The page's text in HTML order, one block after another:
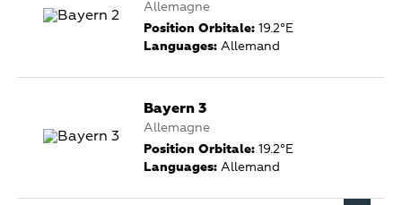
Allemagne
Position Orbitale: 19.2°E
Languages: Allemand
Bayern 3
Allemagne
Position Orbitale: 19.2°E
Languages: Allemand